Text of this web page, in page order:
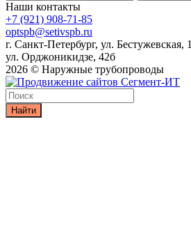
Наши контакты
+7 (921) 908-71-85
optspb@setivspb.ru
г. Санкт-Петербург, ул. Бестужевская,
ул. Орджоникидзе, 42б
2026 © Наружные трубопроводы
Найти